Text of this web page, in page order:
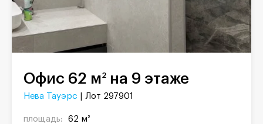
Офис 62 м2 на 9 этаже
Нева Тауэрс | Лот 297901
площадь:
62 м²